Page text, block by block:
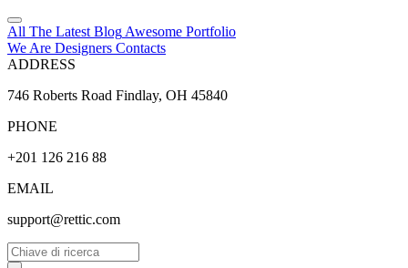
All The Latest Blog Awesome Portfolio
We Are Designers Contacts
ADDRESS
746 Roberts Road Findlay, OH 45840
PHONE
+201 126 216 88
EMAIL
support@rettic.com
Cerca